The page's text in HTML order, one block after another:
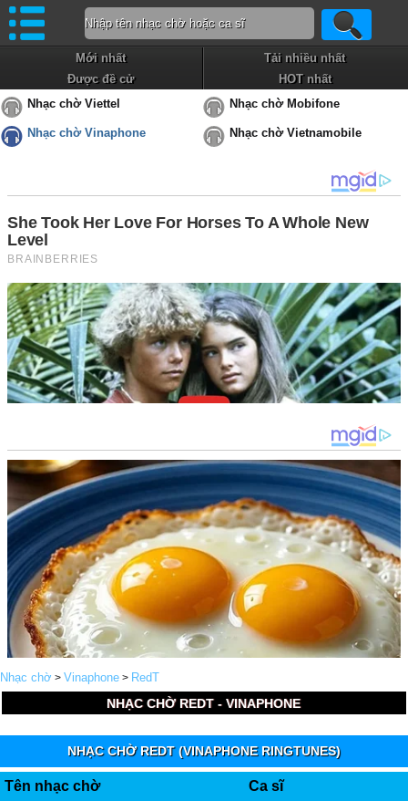
Mới nhất
Tải nhiều nhất
Được đề cử
HOT nhất
Nhạc chờ Viettel
Nhạc chờ Mobifone
Nhạc chờ Vinaphone Nhạc chờ Vietnamobile
Nhạc chờ > Vinaphone > RedT
NHẠC CHỜ REDT - VINAPHONE
NHẠC CHỜ REDT (VINAPHONE RINGTUNES)
Tên nhạc chờ
Ca sĩ